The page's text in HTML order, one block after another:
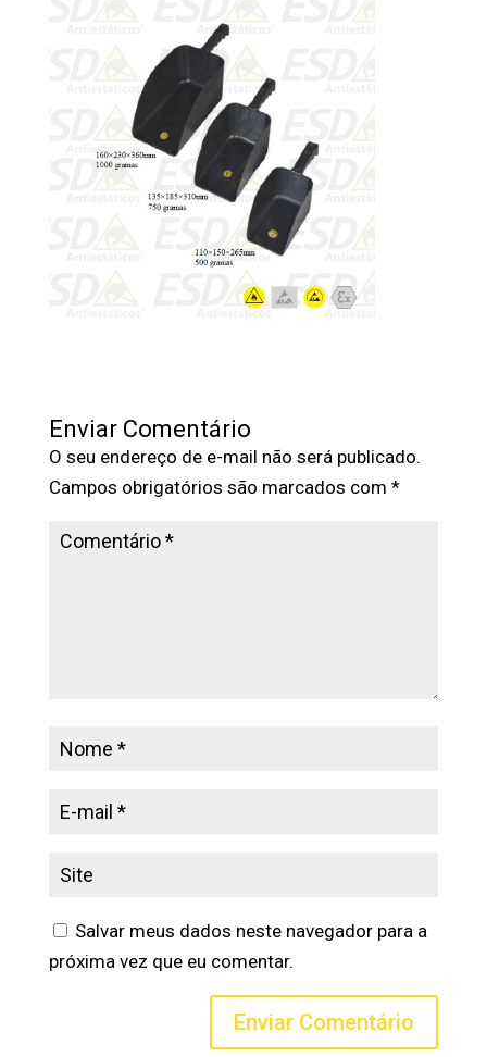
Enviar Comentário
O seu endereço de e-mail não será publicado.
Campos obrigatórios são marcados com *
Salvar meus dados neste navegador para a
próxima vez que eu comentar.